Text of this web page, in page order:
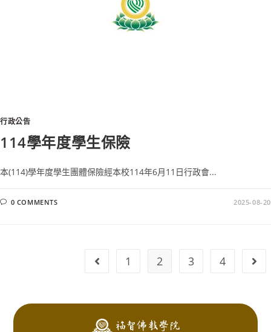
行政公告
114學年度學生保險
本(114)學年度學生團體保險經本校114年6月11日行政會...
0 COMMENTS 2025-08-20
1 2 3 4